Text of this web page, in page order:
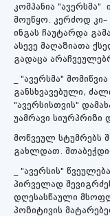
კომპანია "ავერსმა"
მოუწყო. კერძოდ კი–
ინგას ჩაუტარდა
ასევე მაღაზიათა
გადაცა
_ "ავერსმა"
განსხვავებული,
"ავერსისთვის"
უამრავი სიურპრიზი
მოწვეულ სტუმრებს
გახლდათ.
_ "ავერსის"
პირველად
დღესასწაული
პოზიტივის